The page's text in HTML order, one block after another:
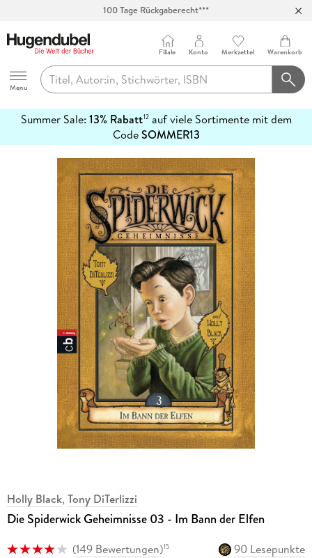
100 Tage Rückgaberecht***
Hugendubel
Menu
Filiale Konto Merkzettel Warenkorb
Summer Sale: 13% Rabatt12auf viele Sortimente mit dem
CodeSOMMER13
erfahren
Holly Black, Tony DiTerlizzi
Die Spiderwick Geheimnisse 03 - Im Bann der Elfen
(149 Bewertungen)15
90 Lesepunkte